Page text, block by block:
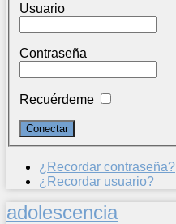
Usuario
Contraseña
Recuérdeme
¿Recordar contraseña?
¿Recordar usuario?
adolescencia